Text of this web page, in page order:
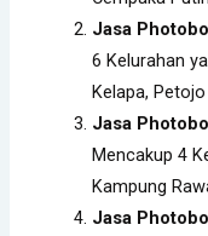
Jasa
6 Kelurahan
Kelapa,
Jasa
Mencakup 4
Kampung
Jasa